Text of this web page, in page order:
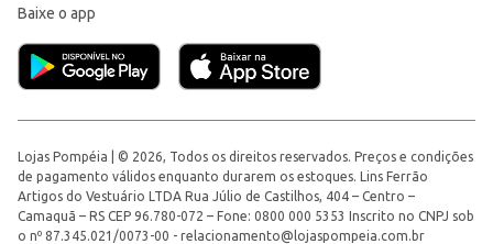
Baixe o app
Lojas Pompéia | © 2026, Todos os direitos reservados. Preços e condições
de pagamento válidos enquanto durarem os estoques. Lins Ferrão
Artigos do Vestuário LTDA Rua Júlio de Castilhos, 404 – Centro –
Camaquã – RS CEP 96.780-072 – Fone: 0800 000 5353 Inscrito no CNPJ sob
o nº 87.345.021/0073-00 - relacionamento@lojaspompeia.com.br